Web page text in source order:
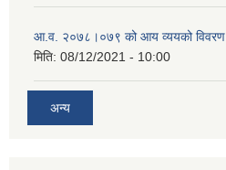
आ.व. २०७८।०७९ को आय व्ययको विवरण
मिति: 08/12/2021 - 10:00
अन्य